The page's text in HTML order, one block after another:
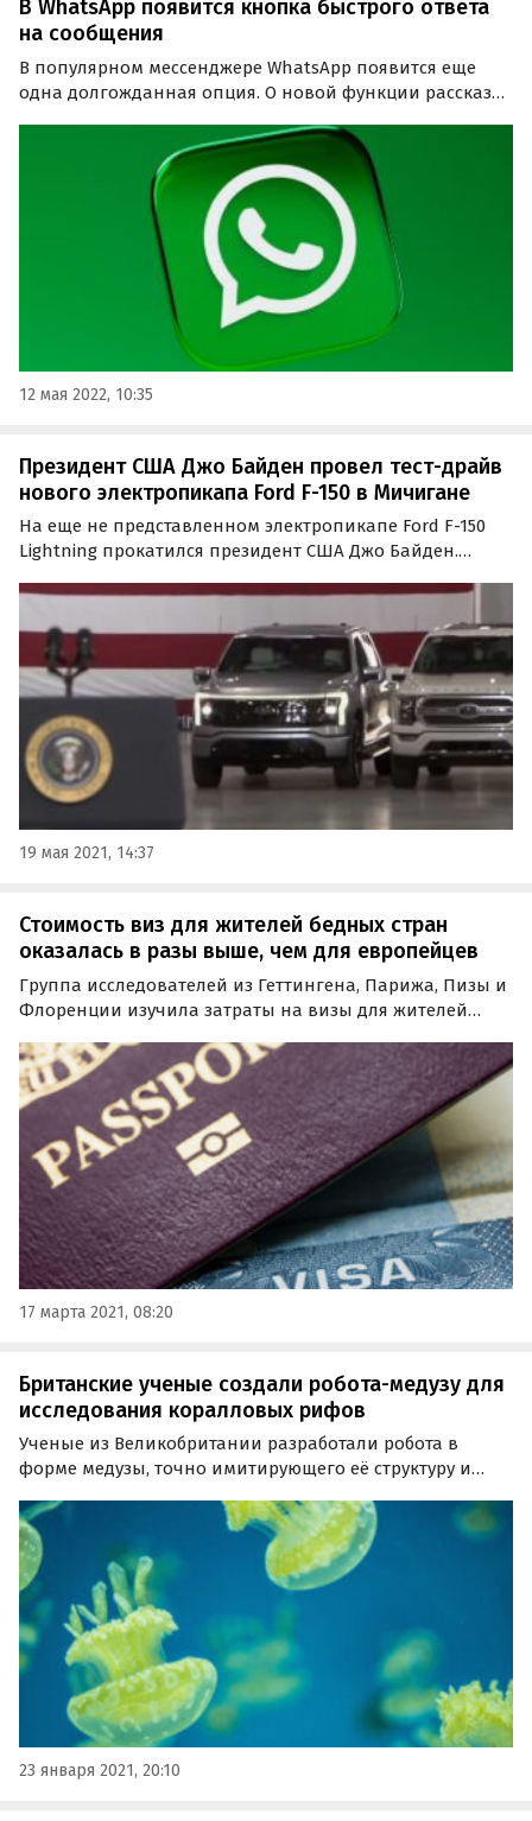
В WhatsApp появится кнопка быстрого ответа
на сообщения
В популярном мессенджере WhatsApp появится еще
одна долгожданная опция. О новой функции рассказал
настольной бета-версии WhatsApp с номером сборки
2.2218.0 появилась кнопка быстрого ответа напротив…
12 мая 2022, 10:35
Президент США Джо Байден провел тест-драйв
нового электропикапа Ford F-150 в Мичигане
На еще не представленном электропикапе Ford F-150
Lightning прокатился президент США Джо Байден.
рабочего визита американского лидера в новый центр
электромобилей Ford Rouge Electric Vehicle в Дирборне…
19 мая 2021, 14:37
Стоимость виз для жителей бедных стран
оказалась в разы выше, чем для европейцев
Группа исследователей из Геттингена, Парижа, Пизы и
Флоренции изучила затраты на визы для жителей
бедных стран часто платят во много раз больше, чем
заплатили бы европейцы.
17 марта 2021, 08:20
Британские ученые создали робота-медузу для
исследования коралловых рифов
Ученые из Великобритании разработали робота в
форме медузы, точно имитирующего её структуру и
использоваться для изучения коралловых рифов,
сообщает издание BUG.
23 января 2021, 20:10